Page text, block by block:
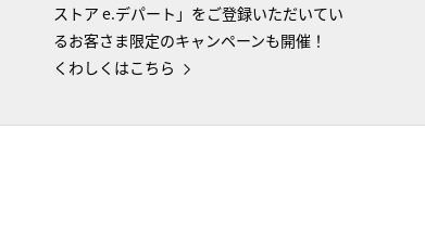
ストア e.デパート」をご登録いただいてい
るお客さま限定のキャンペーンも開催！
くわしくはこちら